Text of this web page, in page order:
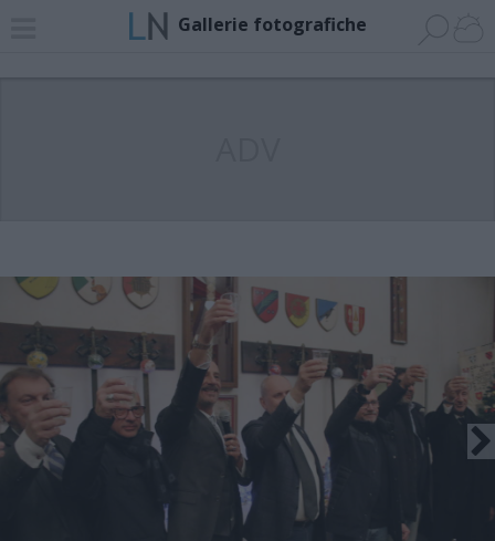
Gallerie fotografiche